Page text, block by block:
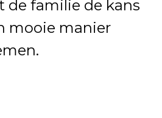
de familie de kans
mooie manier